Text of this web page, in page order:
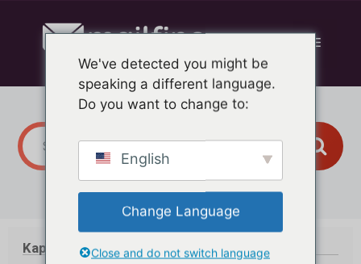
springen
Menü
Kapitel
We've detected you might be
speaking a different language.
Do you want to change to:
English
Change Language
Close and do not switch language